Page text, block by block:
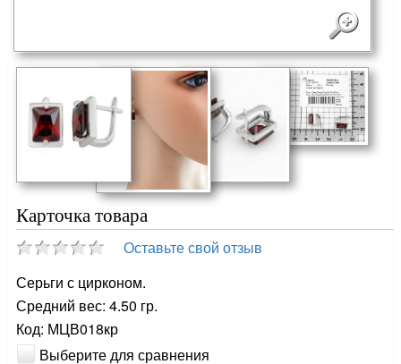
Карточка товара
Оставьте свой отзыв
Серьги с цирконом.
Средний вес: 4.50 гр.
Код: МЦВ018кр
Выберите для сравнения